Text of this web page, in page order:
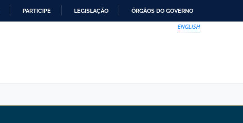
PARTICIPE LEGISLAÇÃO ÓRGÃOS DO GOVERNO
ENGLISH